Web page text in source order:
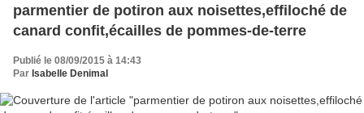
parmentier de potiron aux noisettes,effiloché de
canard confit,écailles de pommes-de-terre
Publié le 08/09/2015 à 14:43
Par Isabelle Denimal